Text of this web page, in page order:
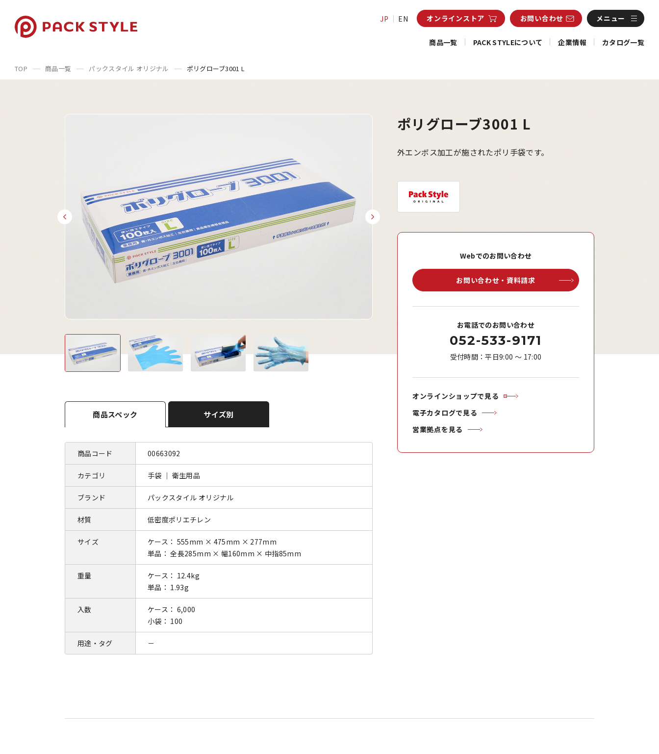
JP EN オンラインストア お問い合わせ メニュー
商品一覧 PACK STYLEについて 企業情報 カタログ一覧
TOP 商品一覧 パックスタイル オリジナル ポリグローブ3001 L
商品スペック サイズ別
商品コード 00663092
カテゴリ 手袋 ｜ 衛生用品
ブランド パックスタイル オリジナル
材質 低密度ポリエチレン
サイズ
ケース： 555mm × 475mm × 277mm
単品： 全長285mm × 幅160mm × 中指85mm
重量
ケース： 12.4kg
単品： 1.93g
入数
ケース： 6,000
小袋： 100
用途・タグ －
ポリグローブ3001 L
外エンボス加工が施されたポリ手袋です。
Webでのお問い合わせ
お問い合わせ・資料請求
お電話でのお問い合わせ
052-533-9171
受付時間：平日9:00 ～ 17:00
オンラインショップで見る
電子カタログで見る
営業拠点を見る